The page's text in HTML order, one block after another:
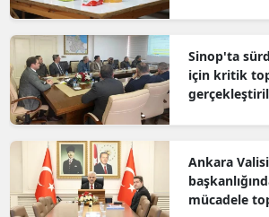
Sinop'ta
için kritik
Ankara
mücadele